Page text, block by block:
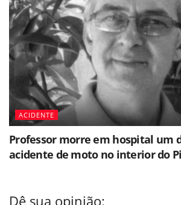
ACIDENTE
Professor morre em hospital um
acidente de moto no interior do
Dê sua opinião: